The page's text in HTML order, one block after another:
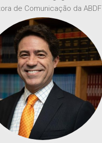
de Comunicação da ABDF